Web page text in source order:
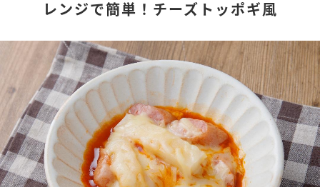
商品情報
商品カテゴリ
酢 調味酢
お酢ドリンク ぽん酢
新商品一覧
キャンペーン情報
ブランド・スペシャルサイト
レンジで簡単！チーズトッポギ風